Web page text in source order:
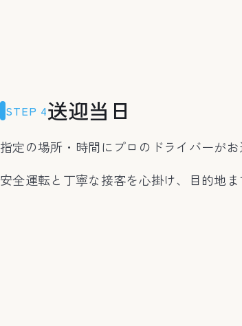
STEP 4送迎当日
指定の場所・時間にプロのドライバーがお
安全運転と丁寧な接客を心掛け、目的地ま